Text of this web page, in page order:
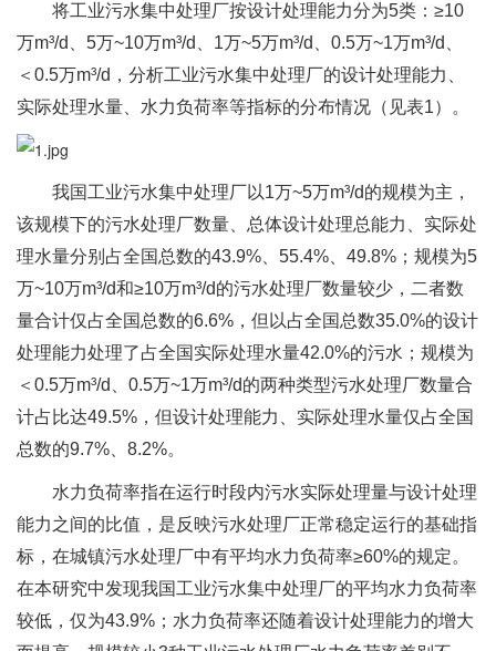
将工业污水集中处理厂按设计处理能力分为5类：≥10
万m³/d、5万~10万m³/d、1万~5万m³/d、0.5万~1万m³/d、
＜0.5万m³/d，分析工业污水集中处理厂的设计处理能力、
实际处理水量、水力负荷率等指标的分布情况（见表1）。
我国工业污水集中处理厂以1万~5万m³/d的规模为主，
该规模下的污水处理厂数量、总体设计处理总能力、实际处
理水量分别占全国总数的43.9%、55.4%、49.8%；规模为5
万~10万m³/d和≥10万m³/d的污水处理厂数量较少，二者数
量合计仅占全国总数的6.6%，但以占全国总数35.0%的设计
处理能力处理了占全国实际处理水量42.0%的污水；规模为
＜0.5万m³/d、0.5万~1万m³/d的两种类型污水处理厂数量合
计占比达49.5%，但设计处理能力、实际处理水量仅占全国
总数的9.7%、8.2%。
水力负荷率指在运行时段内污水实际处理量与设计处理
能力之间的比值，是反映污水处理厂正常稳定运行的基础指
标，在城镇污水处理厂中有平均水力负荷率≥60%的规定。
在本研究中发现我国工业污水集中处理厂的平均水力负荷率
较低，仅为43.9%；水力负荷率还随着设计处理能力的增大